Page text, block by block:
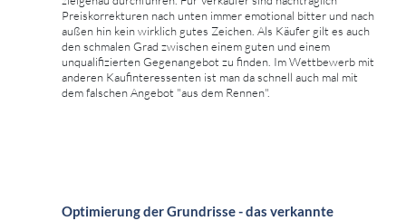
Preiskorrekturen nach unten immer emotional bitter und nach
außen hin kein wirklich gutes Zeichen. Als Käufer gilt es auch
den schmalen Grad zwischen einem guten und einem
unqualifizierten Gegenangebot zu finden. Im Wettbewerb mit
anderen Kaufinteressenten ist man da schnell auch mal mit
dem falschen Angebot "aus dem Rennen".
Optimierung der Grundrisse - das verkannte